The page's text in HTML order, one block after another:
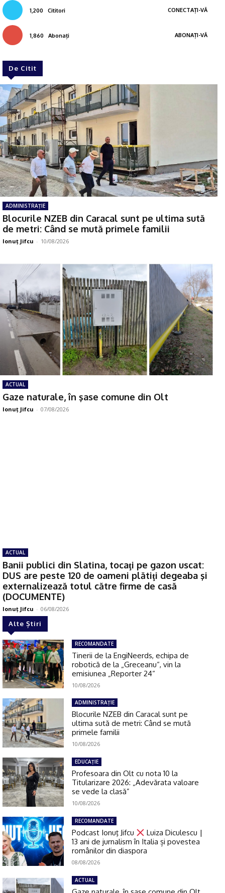
1,200 Cititori CONECTAȚI-VĂ
1,860 Abonați ABONAȚI-VĂ
De Citit
ADMINISTRAŢIE
Blocurile NZEB din Caracal sunt pe ultima sută
de metri: Când se mută primele familii
Ionuţ Jifcu - 10/08/2026
ACTUAL
Gaze naturale, în şase comune din Olt
Ionuţ Jifcu - 07/08/2026
ACTUAL
Banii publici din Slatina, tocaţi pe gazon uscat:
DUS are peste 120 de oameni plătiţi degeaba şi
externalizează totul către firme de casă
(DOCUMENTE)
Ionuţ Jifcu - 06/08/2026
Alte Știri
RECOMANDATE
Tinerii de la EngiNeerds, echipa de
robotică de la „Greceanu“, vin la
emisiunea „Reporter 24“
10/08/2026
ADMINISTRAŢIE
Blocurile NZEB din Caracal sunt pe
ultima sută de metri: Când se mută
primele familii
10/08/2026
EDUCAŢIE
Profesoara din Olt cu nota 10 la
Titularizare 2026: „Adevărata valoare
se vede la clasă”
10/08/2026
RECOMANDATE
Podcast Ionuţ Jifcu
Luiza Diculescu |
13 ani de jurnalism în Italia și povestea
românilor din diaspora
08/08/2026
ACTUAL